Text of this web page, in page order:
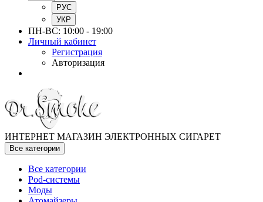
РУС
УКР
ПН-ВС: 10:00 - 19:00
Личный кабинет
Регистрация
Авторизация
ИНТЕРНЕТ МАГАЗИН ЭЛЕКТРОННЫХ СИГАРЕТ
Все категории
Все категории
Pod-системы
Моды